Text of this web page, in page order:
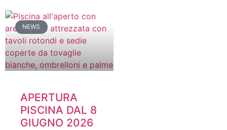
NEWS
APERTURA
PISCINA DAL 8
GIUGNO 2026